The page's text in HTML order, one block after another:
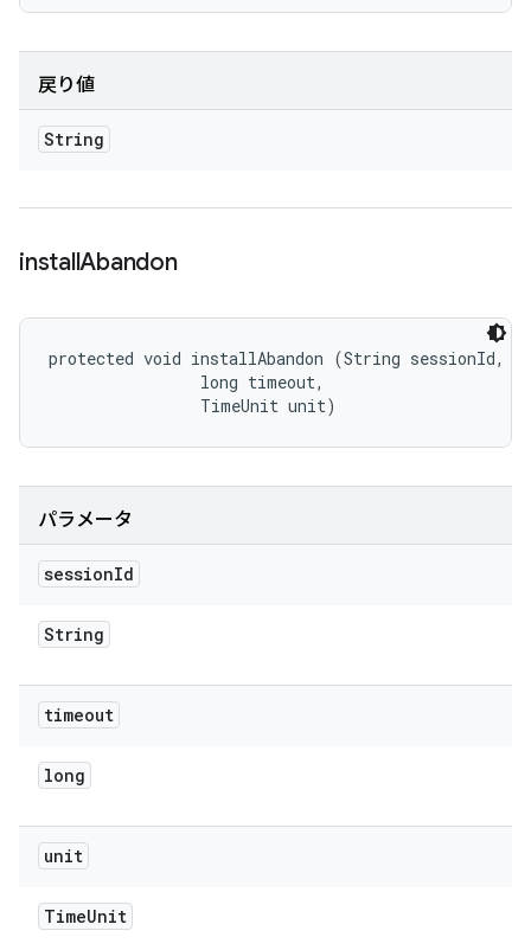
戻り値
String
installAbandon
protected void installAbandon (String sessionId,
                long timeout,
                TimeUnit unit)
パラメータ
sessionId
String
timeout
long
unit
TimeUnit